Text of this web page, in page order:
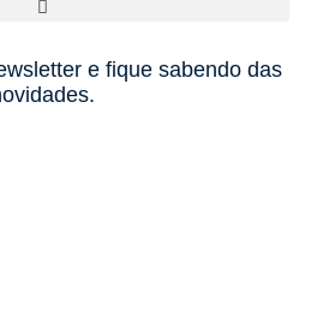
e fique sabendo das